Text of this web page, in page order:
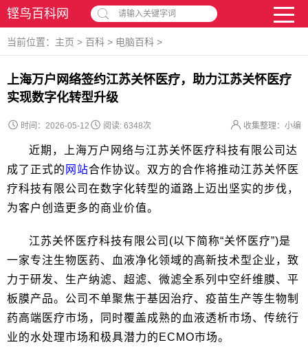
铿鸟百科网 请输入关键字词
当前位置： 主页 > 百科 > 电脑百科 >
上海万户网络签约江苏关怀医疗，助力江苏关怀医疗
实现数字化转型升级
时间：2026-05-12 收集整理：小编
阅读: 6348次
近期，上海万户网络与江苏关怀医疗科技有限公司达
成了正式的 网站合作协议。双方的合作将推动江苏关怀医
疗科技有限公司在数字化转型的道路上迈出坚实的步伐，
为客户创造更多的商业价值。
江苏关怀医疗科技有限公司(以下简称“关怀医疗”)是
一家专注生物医药、血液净化领域的高新技术型企业，致
力于研发、生产纳滤、超滤、微滤全系列中空纤维膜、平
板膜产品。公司不单聚焦于基因治疗、疫苗生产等生物制
药高端医疗市场，同时覆盖成熟的血液透析市场、传统行
业的水处理市场和极具潜力的ECMO市场。